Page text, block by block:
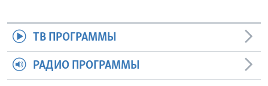
ТВ ПРОГРАММЫ
РАДИО ПРОГРАММЫ